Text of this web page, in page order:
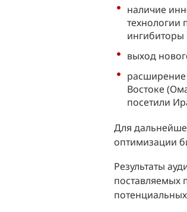
наличие
технологии
ингибиторы
выход
Востоке
посетили
Для
оптимизации
Результаты
поставляемых